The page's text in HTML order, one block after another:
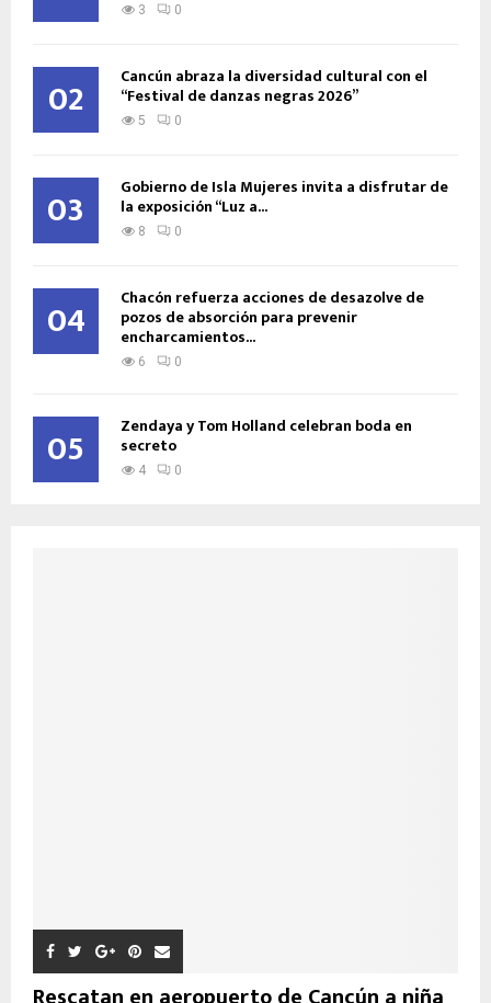
3 0
02 Cancún abraza la diversidad cultural con el
“Festival de danzas negras 2026”
5 0
03 Gobierno de Isla Mujeres invita a disfrutar de
la exposición “Luz a...
8 0
04 Chacón refuerza acciones de desazolve de
pozos de absorción para prevenir
encharcamientos...
6 0
05 Zendaya y Tom Holland celebran boda en
secreto
4 0